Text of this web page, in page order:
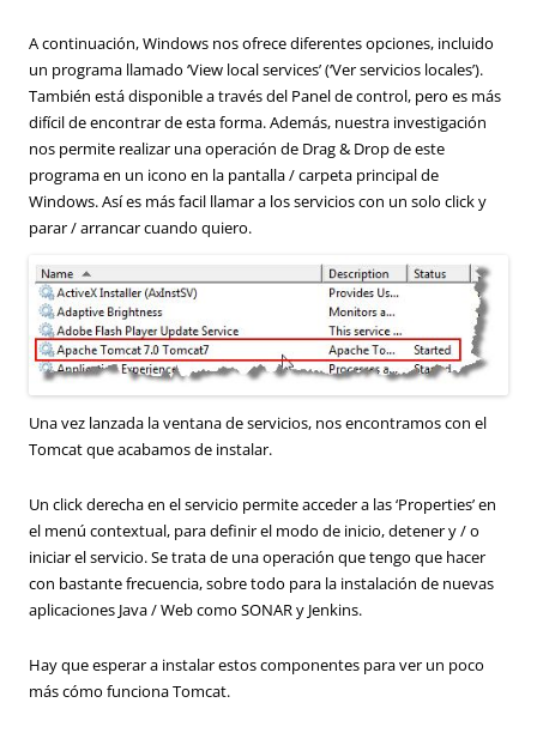
A continuación, Windows nos ofrece diferentes opciones, incluido
un programa llamado ‘View local services’ (‘Ver servicios locales’).
También está disponible a través del Panel de control, pero es más
difícil de encontrar de esta forma. Además, nuestra investigación
nos permite realizar una operación de Drag & Drop de este
programa en un icono en la pantalla / carpeta principal de
Windows. Así es más facil llamar a los servicios con un solo click y
parar / arrancar cuando quiero.
Una vez lanzada la ventana de servicios, nos encontramos con el
Tomcat que acabamos de instalar.
Un click derecha en el servicio permite acceder a las ‘Properties’ en
el menú contextual, para definir el modo de inicio, detener y / o
iniciar el servicio. Se trata de una operación que tengo que hacer
con bastante frecuencia, sobre todo para la instalación de nuevas
aplicaciones Java / Web como SONAR y Jenkins.
Hay que esperar a instalar estos componentes para ver un poco
más cómo funciona Tomcat.